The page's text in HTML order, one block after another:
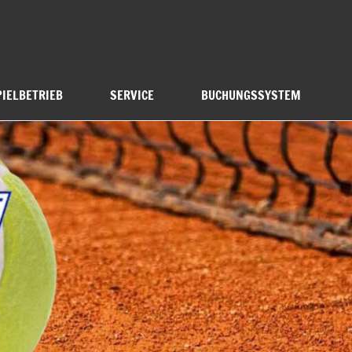
SERVICE BUCHUNGSSYSTEM